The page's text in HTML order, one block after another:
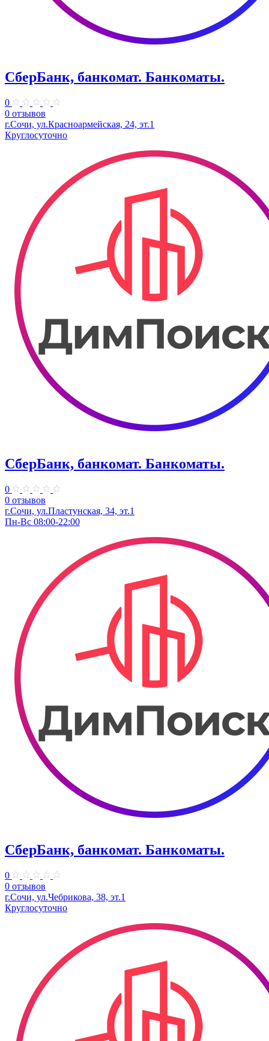
СберБанк, банкомат. Банкоматы.
0
0 отзывов
г.Сочи, ул.​Красноармейская, 24, эт.1
Круглосуточно
СберБанк, банкомат. Банкоматы.
0
0 отзывов
г.Сочи, ул.​Пластунская, 34, эт.1
Пн-Вс 08:00-22:00
СберБанк, банкомат. Банкоматы.
0
0 отзывов
г.Сочи, ул.​Чебрикова, 38, эт.1
Круглосуточно